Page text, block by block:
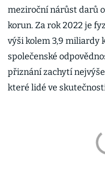
meziroční nárůst darů
korun. Za rok 2022 je
výši kolem 3,9 miliardy
společenské
přiznání zachytí
které lidé ve